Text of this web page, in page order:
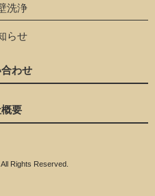
洗浄
らせ
わせ
要
Rights Reserved.